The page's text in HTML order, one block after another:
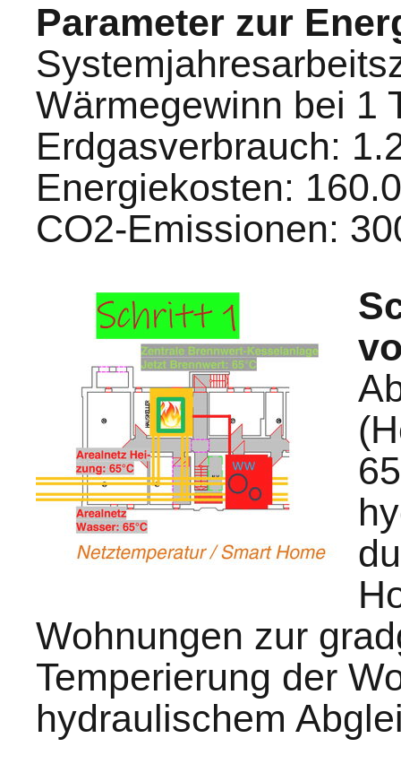
Parameter zur
Wärmegewinn bei 1
Erdgasverbrauch:
Energiekosten:
CO2-Emissionen:
Wohnungen zur
Temperierung der
hydraulischem